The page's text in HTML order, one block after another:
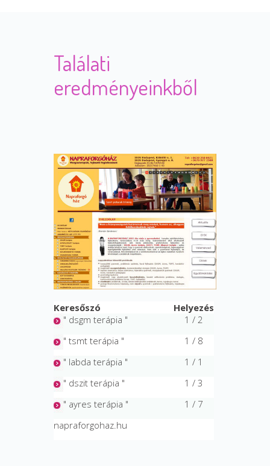
Találati
eredményeinkből
Keresőszó
Helyezés
" dsgm terápia "
1 / 2
" tsmt terápia "
1 / 8
" labda terápia "
1 / 1
" dszit terápia "
1 / 3
" ayres terápia "
1 / 7
napraforgohaz.hu